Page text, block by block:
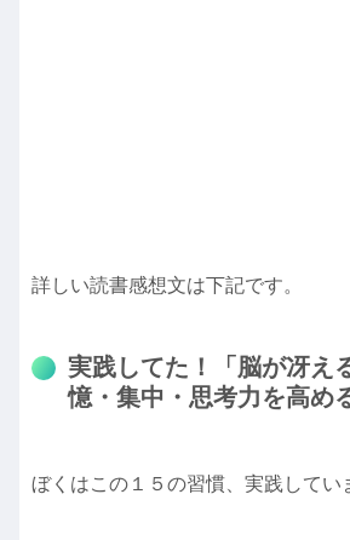
詳しい読書感想文は下記です。
実践してた！「脳が冴え
憶・集中・思考力を高め
ぼくはこの１５の習慣、実践してい